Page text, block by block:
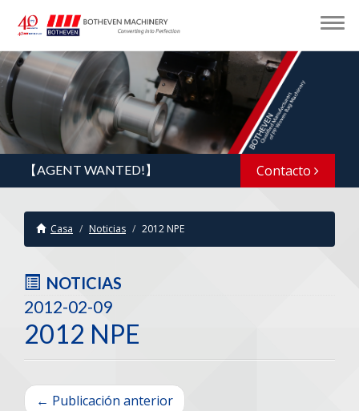
【AGENT WANTED!】 Contacto
Casa Noticias 2012 NPE
NOTICIAS
2012-02-09
2012 NPE
← Publicación anterior